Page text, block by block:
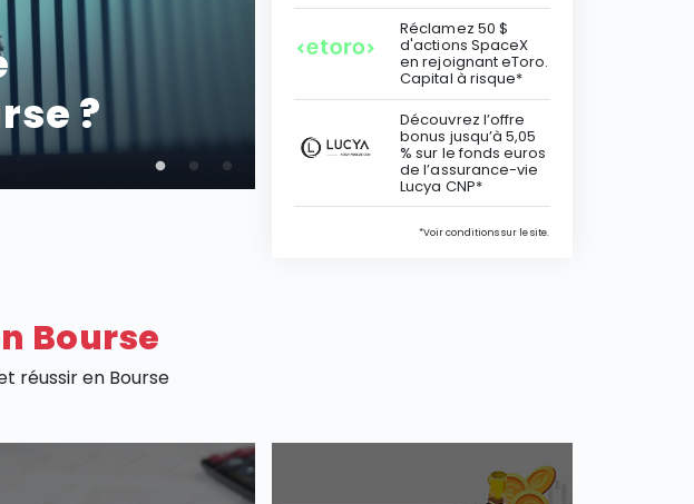
?
Actualités
Action Safran :
après ses
Réclamez 50 $
d'actions SpaceX
en rejoignant eToro.
Capital à risque*
Découvrez l’offre
bonus jusqu’à 5,05
% sur le fonds euros
de l’assurance-vie
Lucya CNP*
*Voir conditions sur le site.
Bourse
réussir en Bourse